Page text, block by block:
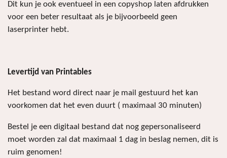
Dit kun je ook eventueel in een copyshop laten afdrukken
voor een beter resultaat als je bijvoorbeeld geen
laserprinter hebt.
Levertijd van Printables
Het bestand word direct naar je mail gestuurd het kan
voorkomen dat het even duurt ( maximaal 30 minuten)
Bestel je een digitaal bestand dat nog gepersonaliseerd
moet worden zal dat maximaal 1 dag in beslag nemen, dit is
ruim genomen!